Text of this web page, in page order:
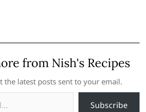
from Nish's Recipes
the latest posts sent to your email.
Subscribe